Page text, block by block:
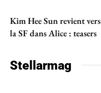
Kim Hee Sun revient vers
la SF dans Alice : teasers
Stellarmag